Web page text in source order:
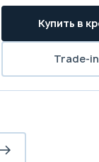
Купить в
Trade-in